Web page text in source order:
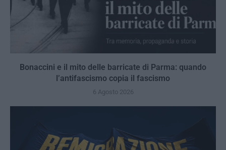
Bonaccini e il mito delle barricate di Parma: quando
l’antifascismo copia il fascismo
6 Agosto 2026